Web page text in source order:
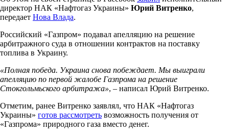
директор НАК «Нафтогаз Украины» Юрий Витренко,
передает Нова Влада.
Российский «Газпром» подавал апелляцию на решение
арбитражного суда в отношении контрактов на поставку
топлива в Украину.
«Полная победа. Украина снова побеждает. Мы выиграли
апелляцию по первой жалобе Газпрома на решение
Стокгольмьского арбитража», – написал Юрий Витренко.
Отметим, ранее Витренко заявлял, что НАК «Нафтогаз
Украины» готов рассмотреть возможность получения от
«Газпрома» природного газа вместо денег.